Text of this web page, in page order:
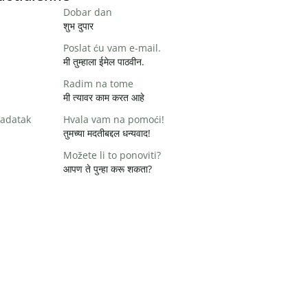
Dobar dan
शुभ दुपार
Poslat ću vam e-mail.
मी तुम्हाला ईमेल पाठवीन.
Radim na tome
मी त्यावर काम करत आहे
Hvala vam na pomoći!
तुमच्या मदतीबद्दल धन्यवाद!
Možete li to ponoviti?
आपण ते पुन्हा करू शकता?